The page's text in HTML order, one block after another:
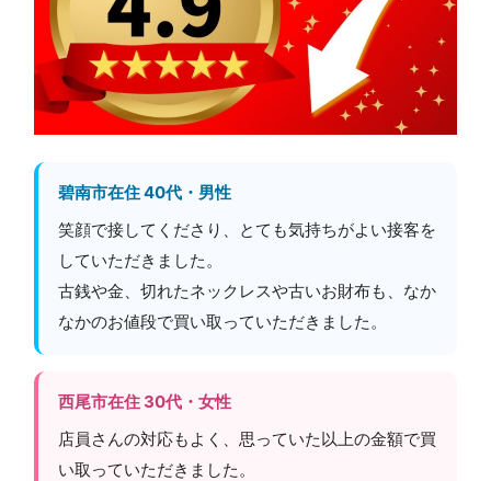
碧南市在住 40代・男性
笑顔で接してくださり、とても気持ちがよい接客を
していただきました。
古銭や金、切れたネックレスや古いお財布も、なか
なかのお値段で買い取っていただきました。
西尾市在住 30代・女性
店員さんの対応もよく、思っていた以上の金額で買
い取っていただきました。